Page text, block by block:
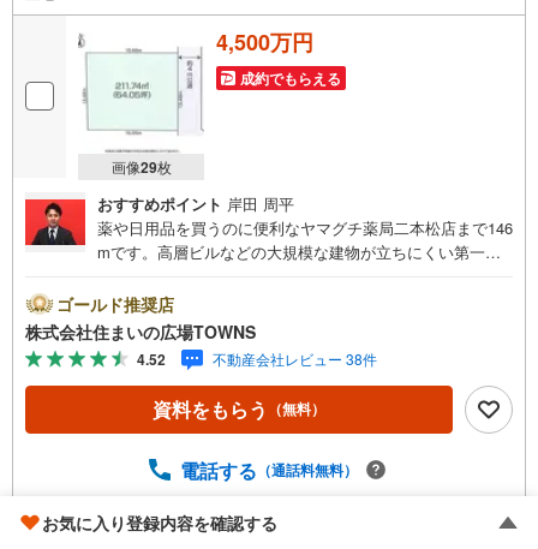
ご希望のお客様は電話番号からお問い合わせいただき、担当営業にオンラ
イン内見をご希望の旨をお伝えください。
画像29枚
4,500万円
成約でもらえる
おすすめポイント 岸田 周平
薬や日用品を買うのに便利なヤマグチ薬局二本松店まで146
mです。高層ビルなどの大規模な建物が立ちにくい第一種
きますよ。こちらは住宅用地です。イチオシの土地面積21
1.74平米（公簿）の土地です。こちらの売地はニーズも高
い土地です。【年中無休/9:00～21:00】人気物件は特にお
問い合わせが集中するため、お早めにお電話下さい。「室
内・現地を見学する」ボタンよりご予約頂くとご見学がス
ムーズです。■その他、各種ご相談も承っております。○住
いの広場TOWNSからお客様へ経験豊富なスタッフが親身に
様掲載物件も併せてご紹介可能ですのでお気軽にお問い合
わせ下さい♪駐車場もございますので、お車でのお越しも
ゴールド推奨店
株式会社住まいの広場TOWNS
4.52 不動産会社レビュー 38件
資料をもらう （無料）
電話する （通話料無料）
取り扱い不動産会社をもっと見る（
お気に入り登録内容を確認する